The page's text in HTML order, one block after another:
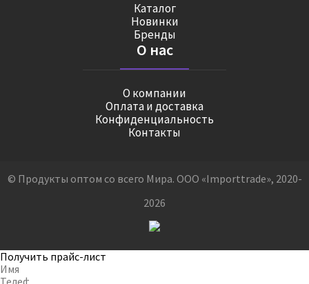
Каталог
Новинки
Бренды
О нас
О компании
Оплата и доставка
Конфиденциальность
Контакты
© Продукты оптом со всего Мира. ООО «Importtrade», 2020-
2026
Получить прайс-лист